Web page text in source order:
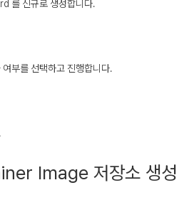
를 신규로 생성합니다.
여부를 선택하고 진행합니다.
Image 저장소 생성